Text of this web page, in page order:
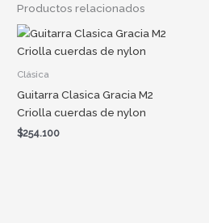
Productos relacionados
Clásica
Guitarra Clasica Gracia M2
Criolla cuerdas de nylon
$254.100